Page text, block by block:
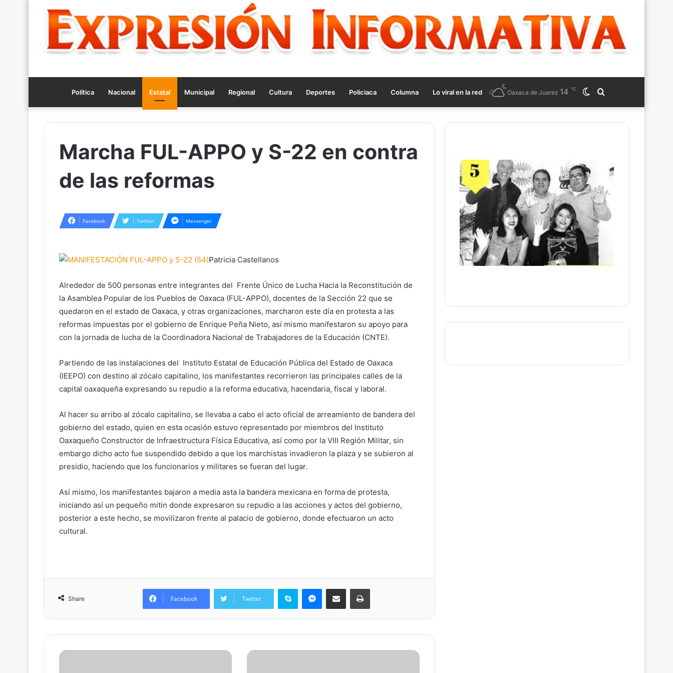
Política Nacional Estatal Municipal Regional Cultura Deportes Policiaca Columna Lo viral en la red
for
Switch
skin
Oaxaca de Juarez 14 ℃
Marcha FUL-APPO y S-22 en contra
de las reformas
Facebook Twitter Messenger
Patricia Castellanos
Alrededor de 500 personas entre integrantes del Frente Único de Lucha Hacia la Reconstitución de
la Asamblea Popular de los Pueblos de Oaxaca (FUL-APPO), docentes de la Sección 22 que se
quedaron en el estado de Oaxaca, y otras organizaciones, marcharon este día en protesta a las
reformas impuestas por el gobierno de Enrique Peña Nieto, así mismo manifestaron su apoyo para
con la jornada de lucha de la Coordinadora Nacional de Trabajadores de la Educación (CNTE).
Partiendo de las instalaciones del Instituto Estatal de Educación Pública del Estado de Oaxaca
(IEEPO) con destino al zócalo capitalino, los manifestantes recorrieron las principales calles de la
capital oaxaqueña expresando su repudio a la reforma educativa, hacendaria, fiscal y laboral.
Al hacer su arribo al zócalo capitalino, se llevaba a cabo el acto oficial de arreamiento de bandera del
gobierno del estado, quien en esta ocasión estuvo representado por miembros del Instituto
Oaxaqueño Constructor de Infraestructura Física Educativa, así como por la VIII Región Militar, sin
embargo dicho acto fue suspendido debido a que los marchistas invadieron la plaza y se subieron al
presidio, haciendo que los funcionarios y militares se fueran del lugar.
Así mismo, los manifestantes bajaron a media asta la bandera mexicana en forma de protesta,
iniciando así un pequeño mitin donde expresaron su repudio a las acciones y actos del gobierno,
posterior a este hecho, se movilizaron frente al palacio de gobierno, donde efectuaron un acto
cultural.
Share Facebook Twitter
Skype Messenger
Share via Email Print